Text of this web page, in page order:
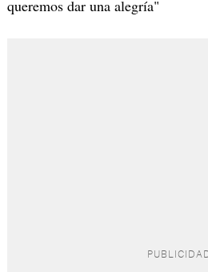
queremos dar una alegría"